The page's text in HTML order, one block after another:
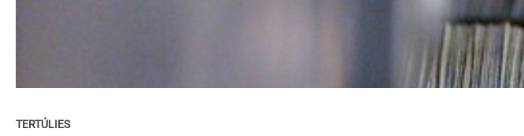
TERTÚLIES